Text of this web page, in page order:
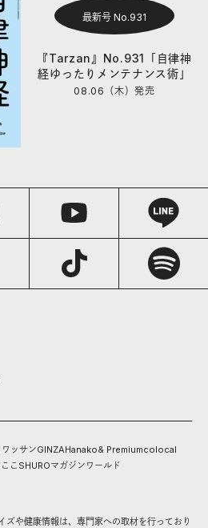
最新号 No.931
『Tarzan』No.931「自律神
経ゆったりメンテナンス術」
08.06（木）発売
ワッサンGINZAHanako& Premiumcolocal
こ SHUROマガジンワールド
ズや健康情報は、専門家への取材を行っており